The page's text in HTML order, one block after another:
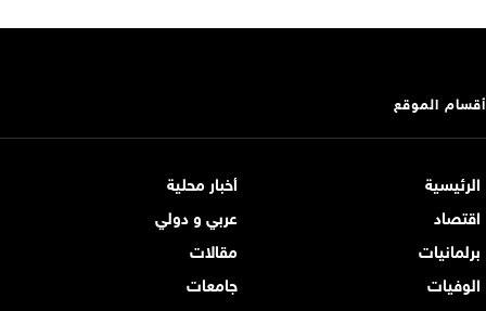
أقسام الموقع
الرئيسية
أخبار محلية
اقتصاد
عربي و دولي
برلمانيات
مقالات
الوفيات
جامعات